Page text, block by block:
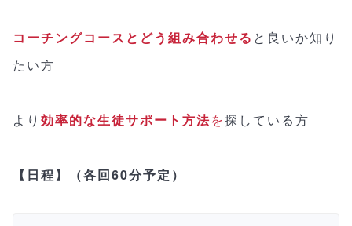
コーチングコースとどう組み合わせる と良いか知り
たい方
より 効率的な生徒サポート方法を探している方
【日程】（各回60分予定）